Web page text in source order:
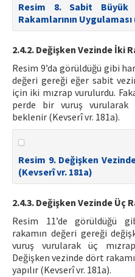
Resim 8. Sabit
Rakamlarının
2.4.2. Değişken Vezinde İki
Resim 9’da görüldüğü gibi
değeri gereği eğer sabit
için iki mızrap vurulurdu.
perde bir vuruş vurularak
beklenir (Kevserî vr. 181a).
Resim 9. Değişken
(Kevserî vr. 181a)
2.4.3. Değişken Vezinde Üç
Resim 11’de görüldüğü
rakamın değeri gereği
vuruş vurularak üç
Değişken vezinde dört
yapılır (Kevserî vr. 181a).